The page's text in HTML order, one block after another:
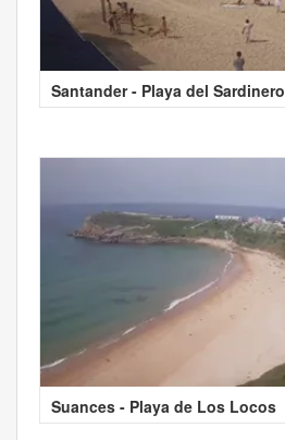
Santander - Playa del Sardinero
Suances - Playa de Los Locos